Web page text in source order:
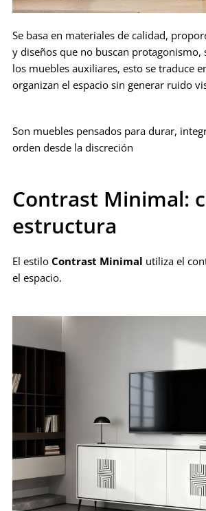
Se basa en materiales de calidad,
y diseños que no buscan protagonismo,
los muebles auxiliares, esto se traduce
organizan el espacio sin generar ruido
Son muebles pensados para durar,
orden desde la discreción
Contrast Minimal:
estructura
El estilo Contrast Minimal utiliza el
el espacio.